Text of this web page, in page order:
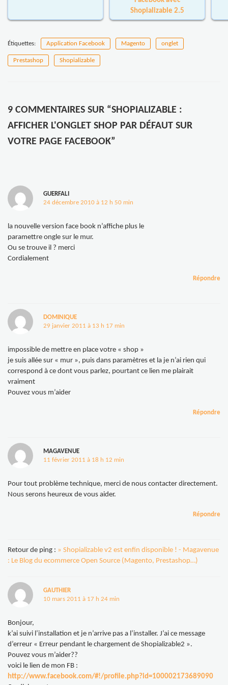
Shopializable 2.5
Étiquettes: Application Facebook Magento onglet
Prestashop Shopializable
9 COMMENTAIRES SUR “SHOPIALIZABLE :
AFFICHER L'ONGLET SHOP PAR DÉFAUT SUR
VOTRE PAGE FACEBOOK”
GUERFALI
24 décembre 2010 à 12 h 50 min
la nouvelle version face book n’affiche plus le
paramettre ongle sur le mur.
Ou se trouve il ? merci
Cordialement
Répondre
DOMINIQUE
29 janvier 2011 à 13 h 17 min
impossible de mettre en place votre « shop »
je suis allée sur « mur », puis dans paramètres et la je n’ai rien qui
correspond à ce dont vous parlez, pourtant ce lien me plairait
vraiment
Pouvez vous m’aider
Répondre
MAGAVENUE
11 février 2011 à 18 h 12 min
Pour tout problème technique, merci de nous contacter directement.
Nous serons heureux de vous aider.
Répondre
Retour de ping : » Shopializable v2 est enfin disponible ! - Magavenue
: Le Blog du ecommerce Open Source (Magento, Prestashop…)
GAUTHIER
10 mars 2011 à 17 h 24 min
Bonjour,
k’ai suivi l’installation et je n’arrive pas a l’installer. J’ai ce message
d’erreur « Erreur pendant le chargement de Shopializable2 ».
Pouvez vous m’aider??
voici le lien de mon FB :
http://www.facebook.com/#!/profile.php?id=100002173689090